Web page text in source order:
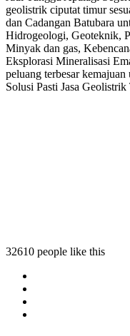
geolistrik ciputat timur
dan Cadangan Batubara
Hidrogeologi, Geoteknik,
Minyak dan gas,
Eksplorasi Mineralisasi
peluang terbesar
Solusi Pasti Jasa
32610 people like this